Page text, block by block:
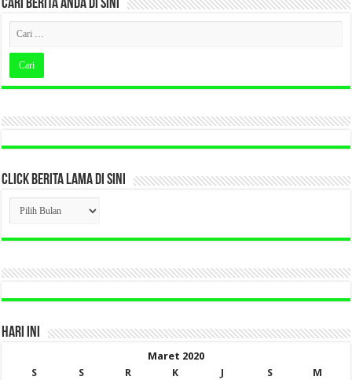
CARI BERITA ANDA DI SINI
CLICK BERITA LAMA DI SINI
CLICK
BERITA
LAMA
DI
HARI INI
Maret 2020
S
S R K J S
M